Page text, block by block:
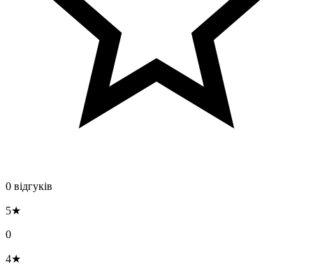
0 відгуків
5★
0
4★